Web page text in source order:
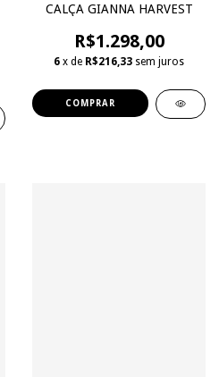
CALÇA GIANNA HARVEST
R$1.298,00
6 x de R$216,33 sem juros
COMPRAR